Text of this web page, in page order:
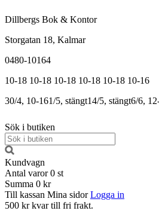
Dillbergs Bok & Kontor
Storgatan 18, Kalmar
0480-10164
10-18 10-18 10-18 10-18 10-18 10-16
30/4, 10-161/5, stängt14/5, stängt6/6,
Sök i butiken
Kundvagn
Antal varor 0 st
Summa 0 kr
Till kassan Mina sidor Logga in
500 kr kvar till fri frakt.